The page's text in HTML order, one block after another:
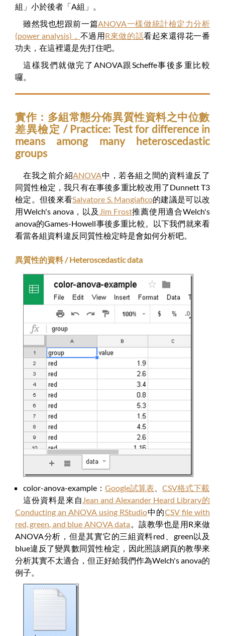
組」小於後者「A組」。
雖然我也想跟前一篇ANOVA一樣做統計檢定力分析
(power analysis)， 不過用R來做的話看起來還得花一番
功夫，在這裡還是先打住吧。
這樣我們就做完了ANOVA跟Scheffe事後多重比較
囉。
實作：多組常態分佈異質性資料之中位數
差異檢定 / Practice: Test for difference in
means among many heteroscedastic
groups
在我之前介紹ANOVA中，若各組之間的資料違反了
同質性檢定，我只有在事後多重比較改用了Dunnett T3
檢定。但後來看Salvatore S. Mangiafico的建議是可以改
用Welch's anova，以及 Jim Frost推薦使用適合Welch's
anova的Games-Howell事後多重比較。以下我們就來看
看當各組資料違反同質性檢定時是會如何分析吧。
異質性的資料 / Heteroscedastic data
color-anova-example： Google試算表
CSV格式下載
這份資料是來自 Jean and Alexander Heard Library的
Conducting an ANOVA using RStudio中的CSV file with
red, green, and blue ANOVA data。該教學也是用R來做
ANOVA分析，但是其實它的三組資料red、green以及
blue違反了變異數同質性檢定，因此照該網頁的教學來
分析其實不太適合，但正好給我們作為Welch's anova的
例子。